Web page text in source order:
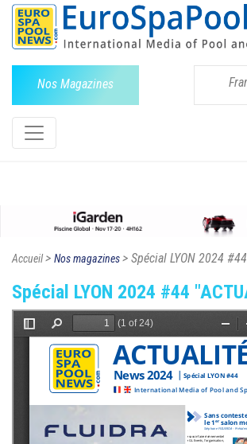
Nos Magazines
Accueil> Nos magazines> Spécial LYON 2024
Spécial LYON 2024 #44